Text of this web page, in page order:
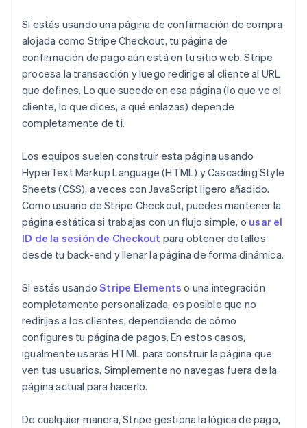
Si estás usando una página de confirmación de compra
alojada como Stripe Checkout, tu página de
confirmación de pago aún está en tu sitio web. Stripe
procesa la transacción y luego redirige al cliente al URL
que defines. Lo que sucede en esa página (lo que ve el
cliente, lo que dices, a qué enlazas) depende
completamente de ti.
Los equipos suelen construir esta página usando
HyperText Markup Language (HTML) y Cascading Style
Sheets (CSS), a veces con JavaScript ligero añadido.
Como usuario de Stripe Checkout, puedes mantener la
página estática si trabajas con un flujo simple, o usar el
ID de la sesión de Checkout para obtener detalles
desde tu back-end y llenar la página de forma dinámica.
Si estás usandoStripe Elements o una integración
completamente personalizada, es posible que no
redirijas a los clientes, dependiendo de cómo
configures tu página de pagos. En estos casos,
igualmente usarás HTML para construir la página que
ven tus usuarios. Simplemente no navegas fuera de la
página actual para hacerlo.
De cualquier manera, Stripe gestiona la lógica de pago,